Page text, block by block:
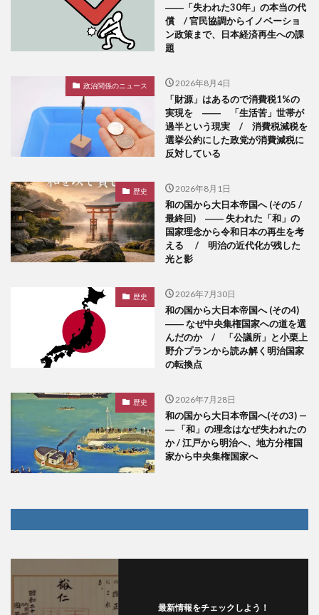
――「失われた30年」の本当の代
償 / 官民協調からイノベーショ
ン政策まで、日本経済再生への課
題
政治関係のニュース 2026年8月4日
「財源」はあるので消費税1%の
実現を ―― 「生活苦」世帯が
過半という現実 / 消費税減税を
選挙公約にした政党が消費減税に
反対している
歴史 2026年8月1日
和の国から大日本帝国へ (その5 /
最終回) ―― 失われた「和」の
国家理念から令和日本の再生を考
える / 明治の近代化が残した
光と影
歴史 2026年7月30日
和の国から大日本帝国へ (その4)
―― なぜ中央集権国家への道を選
んだのか / 「公議所」と小栗上
野介プランから読み解く明治国家
の転換点
歴史 2026年7月28日
和の国から大日本帝国へ(その3) —
― 「和」の理念はなぜ失われたの
か / 江戸から明治へ、地方分権国
家から中央集権国家へ
最新情報をチェックしよう！